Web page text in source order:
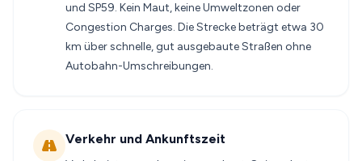
und SP59. Kein Maut, keine Umweltzonen oder
Congestion Charges. Die Strecke beträgt etwa 30
km über schnelle, gut ausgebaute Straßen ohne
Autobahn-Umschreibungen.
Verkehr und Ankunftszeit